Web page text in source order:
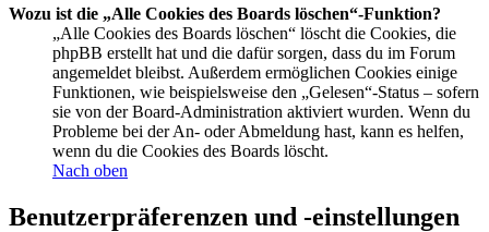
Wozu ist die „Alle Cookies des Boards löschen“-Funktion?
„Alle Cookies des Boards löschen“ löscht die Cookies, die
phpBB erstellt hat und die dafür sorgen, dass du im Forum
angemeldet bleibst. Außerdem ermöglichen Cookies einige
Funktionen, wie beispielsweise den „Gelesen“-Status – sofern
sie von der Board-Administration aktiviert wurden. Wenn du
Probleme bei der An- oder Abmeldung hast, kann es helfen,
wenn du die Cookies des Boards löscht.
Nach oben
Benutzerpräferenzen und -einstellungen